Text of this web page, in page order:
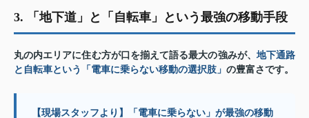
3. 「地下道」と「自転車」という最強の移動手段
丸の内エリアに住む方が口を揃えて語る最大の強みが、 地下通路
と自転車という「電車に乗らない移動の選択肢」 の豊富さです。
【現場スタッフより】「電車に乗らない」が最強の移動